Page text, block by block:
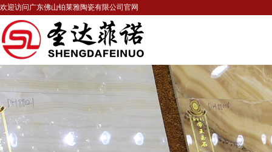
欢迎访问广东佛山铂莱雅陶瓷有限公司官网